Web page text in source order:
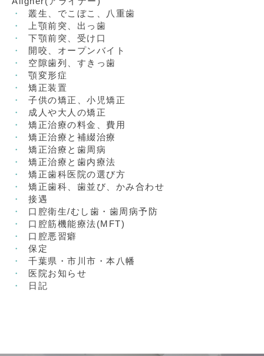
叢生、でこぼこ、八重歯
上顎前突、出っ歯
下顎前突、受け口
開咬、オープンバイト
空隙歯列、すきっ歯
顎変形症
矯正装置
子供の矯正、小児矯正
成人や大人の矯正
矯正治療の料金、費用
矯正治療と補綴治療
矯正治療と歯周病
矯正治療と歯内療法
矯正歯科医院の選び方
矯正歯科、歯並び、かみ合わせ
接遇
口腔衛生/むし歯・歯周病予防
口腔筋機能療法(MFT)
口腔悪習癖
保定
千葉県・市川市・本八幡
医院お知らせ
日記